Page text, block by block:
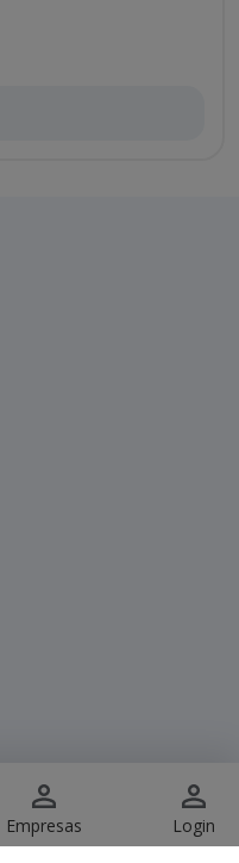
Empresas Login
Reserved.